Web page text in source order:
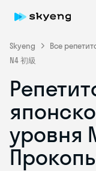
Skyeng Все
N4 初級
уровня
Skyeng Chat